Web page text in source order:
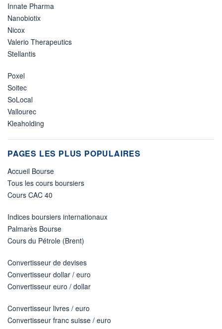
Innate Pharma
Nanobiotix
Nicox
Valerio Therapeutics
Stellantis
Poxel
Soitec
SoLocal
Vallourec
Kleaholding
PAGES LES PLUS POPULAIRES
Accueil Bourse
Tous les cours boursiers
Cours CAC 40
Indices boursiers internationaux
Palmarès Bourse
Cours du Pétrole (Brent)
Convertisseur de devises
Convertisseur dollar / euro
Convertisseur euro / dollar
Convertisseur livres / euro
Convertisseur franc suisse / euro